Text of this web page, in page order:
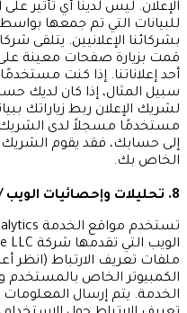
الإعلان. ليس لدينا أي تأثير
للبيانات التي تم جمعها
بشركائنا الإعلانيين. يتلقى
قمت بزيارة صفحات معينة
أحد إعلاناتنا. إذا كنت
لشريك الإعلان ربط زياراتك
مستخدمًا مسجلاً لدى الشريك
الخاص بك.
8. تحليلات وإحصائيات الويب / Google Analytics
ملفات تعريف الارتباط (انظر
الكمبيوتر الخاص بالمستخدم
الخدمة. يتم إرسال